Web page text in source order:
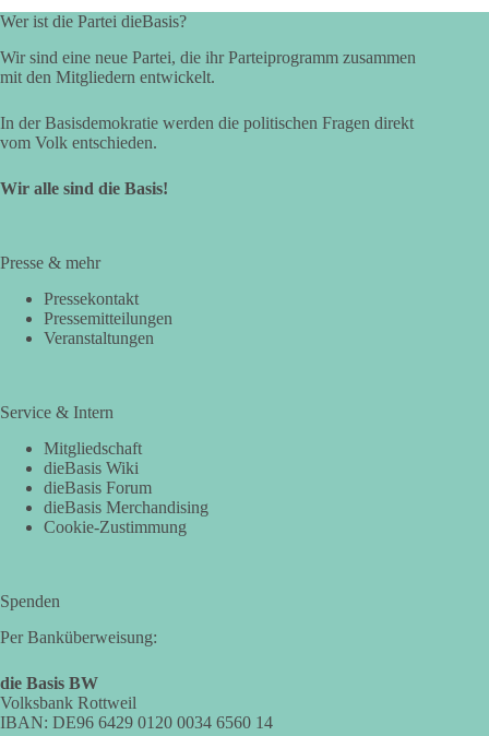
Wer ist die Partei dieBasis?
Wir sind eine neue Partei, die ihr Parteiprogramm zusammen
mit den Mitgliedern entwickelt.
In der Basisdemokratie werden die politischen Fragen direkt
vom Volk entschieden.
Wir alle sind die Basis!
Presse & mehr
Pressekontakt
Pressemitteilungen
Veranstaltungen
Service & Intern
Mitgliedschaft
dieBasis Wiki
dieBasis Forum
dieBasis Merchandising
Cookie-Zustimmung
Spenden
Per Banküberweisung:
die Basis BW
Volksbank Rottweil
IBAN: DE96 6429 0120 0034 6560 14